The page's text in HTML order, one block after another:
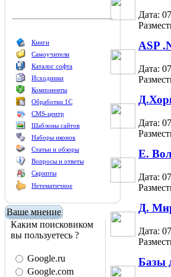
Книги
Самоучители
Каталог софта
Исходники
Компоненты
Обработки 1С
CMS-центр
Шаблоны сайтов
Наборы иконок
Статьи и обзоры
Вопросы и ответы
Скрипты
Нетематичное
Ваше мнение
Каким поисковиком
вы пользуетесь ?
Google.ru
Google.com
Дата:
ASP
Дата:
Дата:
Е.
Дата:
Д.
Дата:
Базы